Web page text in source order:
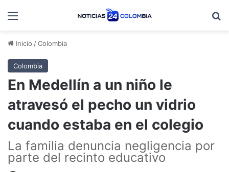
Menú
Inicio /Colombia
Colombia
En Medellín a un niño le
atravesó el pecho un vidrio
cuando estaba en el colegio
La familia denuncia negligencia por
parte del recinto educativo